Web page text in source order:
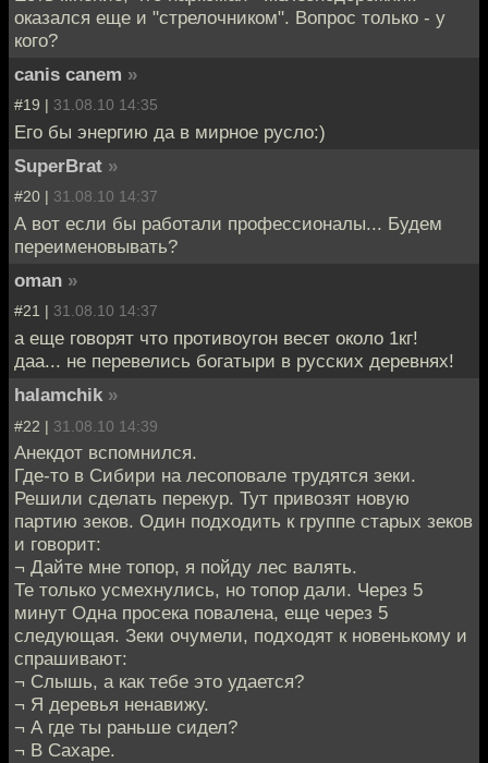
оказался еще и "стрелочником". Вопрос только - у
кого?
canis canem »
#19 | 31.08.10 14:35
Его бы энергию да в мирное русло:)
SuperBrat »
#20 | 31.08.10 14:37
А вот если бы работали профессионалы... Будем
переименовывать?
oman »
#21 | 31.08.10 14:37
а еще говорят что противоугон весет около 1кг!
даа... не перевелись богатыри в русских деревнях!
halamchik »
#22 | 31.08.10 14:39
Анекдот вспомнился.
Где-то в Сибири на лесоповале трудятся зеки.
Решили сделать перекур. Тут привозят новую
партию зеков. Один подходить к группе старых зеков
и говорит:
¬ Дайте мне топор, я пойду лес валять.
Те только усмехнулись, но топор дали. Через 5
минут Одна просека повалена, еще через 5
следующая. Зеки очумели, подходят к новенькому и
спрашивают:
¬ Слышь, а как тебе это удается?
¬ Я деревья ненавижу.
¬ А где ты раньше сидел?
¬ В Сахаре.